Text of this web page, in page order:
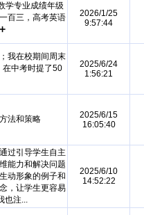
学专业成绩年级
百三，高考英语
2026/1/25
9:57:44
我在校期间周末
在中考时提了50
2025/6/24
1:56:21
法和策略
2025/6/15
16:05:40
过引导学生自主
能力和解决问题
动形象的例子和
，让学生更容易
也注...
2025/6/10
14:52:22